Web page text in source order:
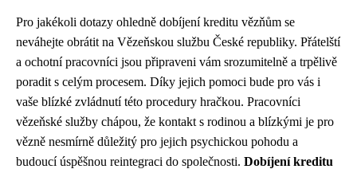
Pro jakékoli dotazy ohledně dobíjení kreditu vězňům se
neváhejte obrátit na Vězeňskou službu České republiky. Přátelští
a ochotní pracovníci jsou připraveni vám srozumitelně a trpělivě
poradit s celým procesem. Díky jejich pomoci bude pro vás i
vaše blízké zvládnutí této procedury hračkou. Pracovníci
vězeňské služby chápou, že kontakt s rodinou a blízkými je pro
vězně nesmírně důležitý pro jejich psychickou pohodu a
budoucí úspěšnou reintegraci do společnosti. Dobíjení kreditu